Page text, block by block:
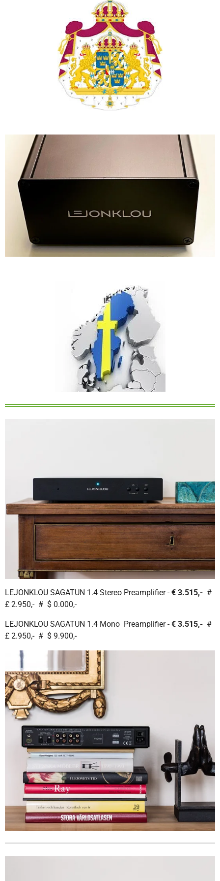
LEJONKLOU SAGATUN 1.4 Stereo Preamplifier -€ 3.515,- #
£ 2.950,- # $ 0.000,-
LEJONKLOU SAGATUN 1.4 Mono Preamplifier -€ 3.515,- #
£ 2.950,- # $ 9.900,-